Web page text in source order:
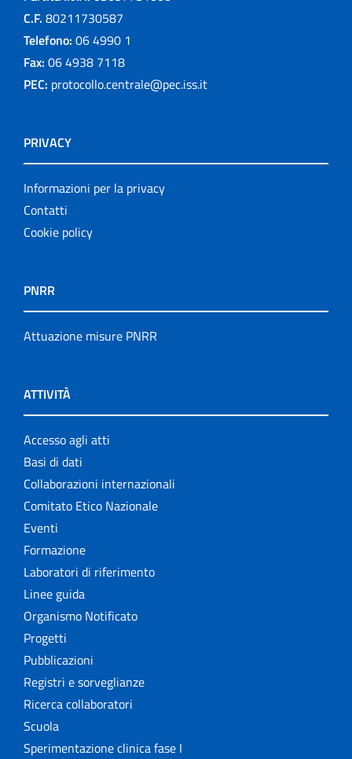
C.F. 80211730587
Telefono: 06 4990 1
Fax: 06 4938 7118
PEC: protocollo.centrale@pec.iss.it
PRIVACY
Informazioni per la privacy
Contatti
Cookie policy
PNRR
Attuazione misure PNRR
ATTIVITÀ
Accesso agli atti
Basi di dati
Collaborazioni internazionali
Comitato Etico Nazionale
Eventi
Formazione
Laboratori di riferimento
Linee guida
Organismo Notificato
Progetti
Pubblicazioni
Registri e sorveglianze
Ricerca collaboratori
Scuola
Sperimentazione clinica fase I